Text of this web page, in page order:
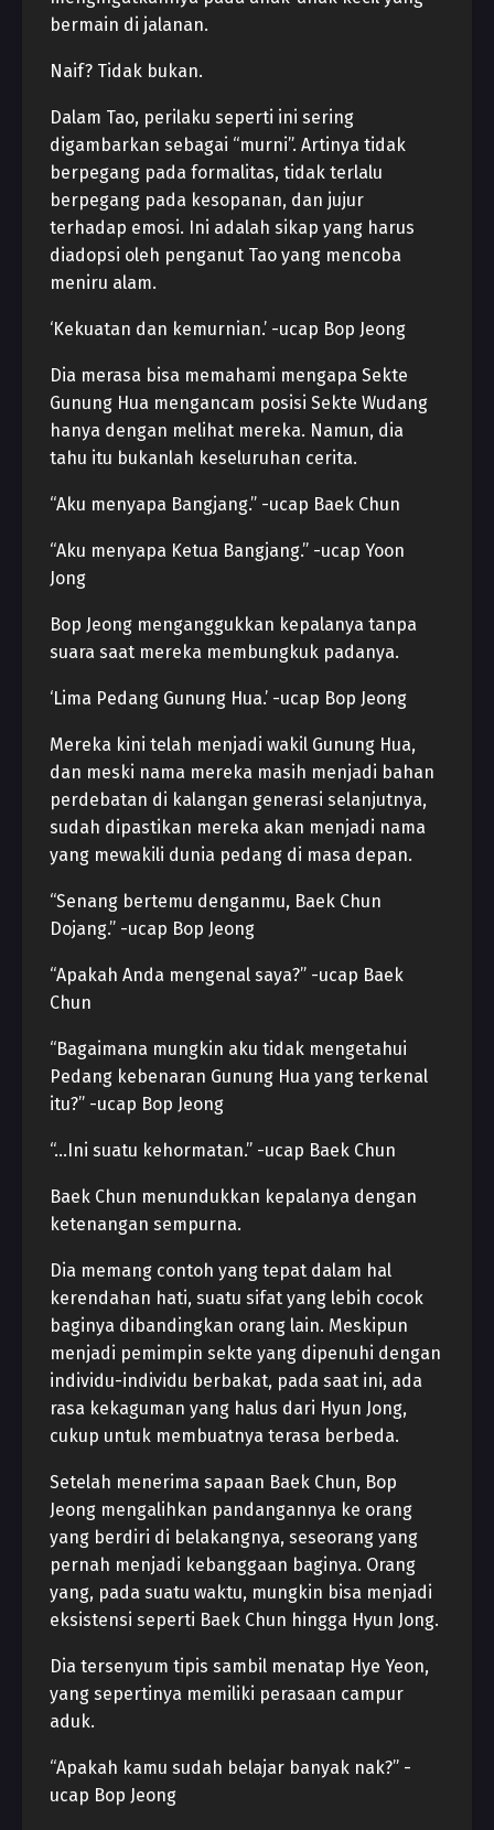
bermain di jalanan.
Naif? Tidak bukan.
Dalam Tao, perilaku seperti ini sering
digambarkan sebagai “murni”. Artinya tidak
berpegang pada formalitas, tidak terlalu
berpegang pada kesopanan, dan jujur
terhadap emosi. Ini adalah sikap yang harus
diadopsi oleh penganut Tao yang mencoba
meniru alam.
‘Kekuatan dan kemurnian.’ -ucap Bop Jeong
Dia merasa bisa memahami mengapa Sekte
Gunung Hua mengancam posisi Sekte Wudang
hanya dengan melihat mereka. Namun, dia
tahu itu bukanlah keseluruhan cerita.
“Aku menyapa Bangjang.” -ucap Baek Chun
“Aku menyapa Ketua Bangjang.” -ucap Yoon
Jong
Bop Jeong menganggukkan kepalanya tanpa
suara saat mereka membungkuk padanya.
‘Lima Pedang Gunung Hua.’ -ucap Bop Jeong
Mereka kini telah menjadi wakil Gunung Hua,
dan meski nama mereka masih menjadi bahan
perdebatan di kalangan generasi selanjutnya,
sudah dipastikan mereka akan menjadi nama
yang mewakili dunia pedang di masa depan.
“Senang bertemu denganmu, Baek Chun
Dojang.” -ucap Bop Jeong
“Apakah Anda mengenal saya?” -ucap Baek
Chun
“Bagaimana mungkin aku tidak mengetahui
Pedang kebenaran Gunung Hua yang terkenal
itu?” -ucap Bop Jeong
“…Ini suatu kehormatan.” -ucap Baek Chun
Baek Chun menundukkan kepalanya dengan
ketenangan sempurna.
Dia memang contoh yang tepat dalam hal
kerendahan hati, suatu sifat yang lebih cocok
baginya dibandingkan orang lain. Meskipun
menjadi pemimpin sekte yang dipenuhi dengan
individu-individu berbakat, pada saat ini, ada
rasa kekaguman yang halus dari Hyun Jong,
cukup untuk membuatnya terasa berbeda.
Setelah menerima sapaan Baek Chun, Bop
Jeong mengalihkan pandangannya ke orang
yang berdiri di belakangnya, seseorang yang
pernah menjadi kebanggaan baginya. Orang
yang, pada suatu waktu, mungkin bisa menjadi
eksistensi seperti Baek Chun hingga Hyun Jong.
Dia tersenyum tipis sambil menatap Hye Yeon,
yang sepertinya memiliki perasaan campur
aduk.
“Apakah kamu sudah belajar banyak nak?” -
ucap Bop Jeong